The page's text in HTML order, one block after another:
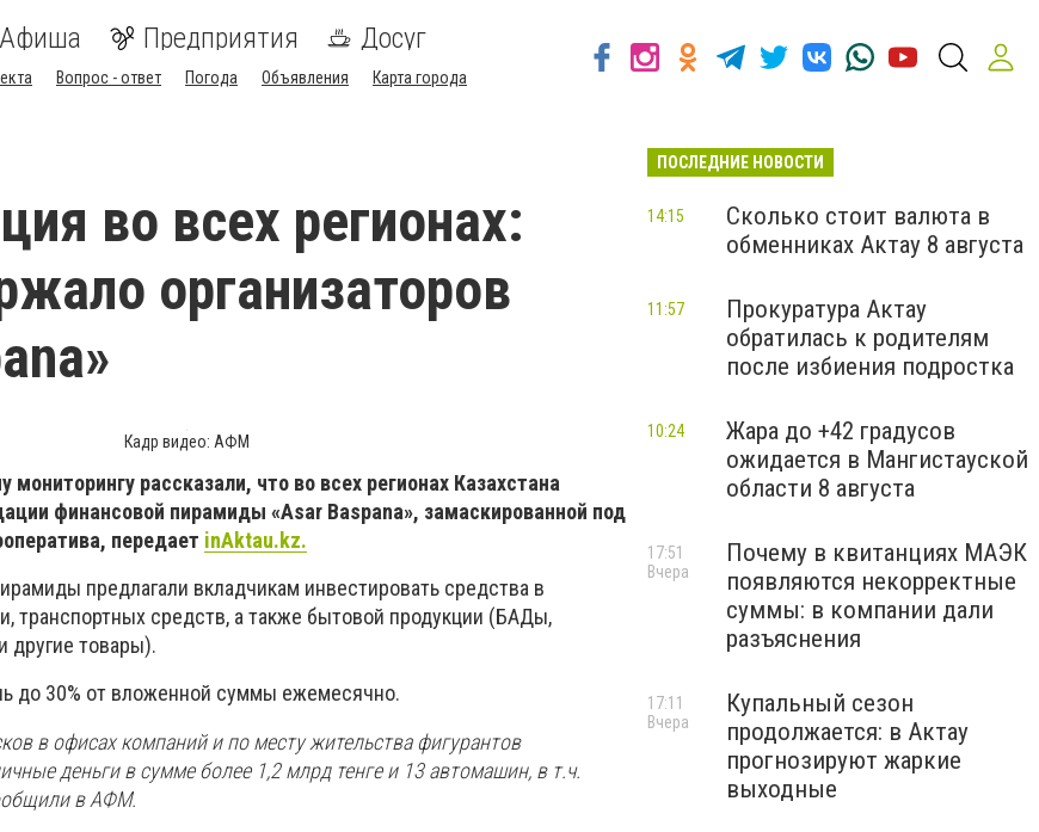
Афиша Предприятия Досуг
Вопрос - ответ Погода Объявления Карта города
во всех регионах:
организаторов
Кадр видео: АФМ
мониторингу рассказали, что во всех регионах Казахстана
финансовой пирамиды «Asar Baspana», замаскированной под
передает inAktau.kz.
предлагали вкладчикам инвестировать средства в
транспортных средств, а также бытовой продукции (БАДы,
другие товары).
до 30% от вложенной суммы ежемесячно.
в офисах компаний и по месту жительства фигурантов
деньги в сумме более 1,2 млрд тенге и 13 автомашин, в т.ч.
в АФМ.
ПОСЛЕДНИЕ НОВОСТИ
Сколько стоит валюта в
обменниках Актау 8 августа
14:15
Прокуратура Актау
обратилась к родителям
после избиения подростка
11:57
Жара до +42 градусов
ожидается в Мангистауской
области 8 августа
10:24
Почему в квитанциях МАЭК
появляются некорректные
суммы: в компании дали
разъяснения
17:51
Вчера
Купальный сезон
продолжается: в Актау
прогнозируют жаркие
выходные
17:11
Вчера